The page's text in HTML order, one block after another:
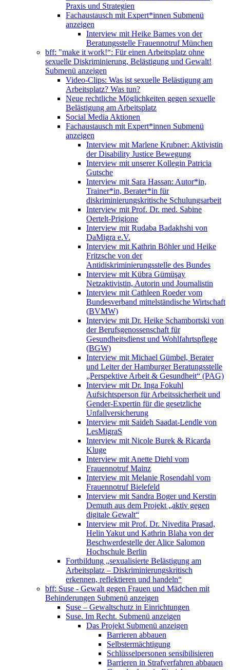
Praxis und Strategien
Fachaustausch mit Expert*innen Submenü
anzeigen
Interview mit Heike Barnes von der
Beratungsstelle Frauennotruf München
bff: "make it work!“: Für einen Arbeitsplatz ohne
sexuelle Diskriminierung, Belästigung und Gewalt!
Submenü anzeigen
Video-Clips: Was ist sexuelle Belästigung am
Arbeitsplatz? Was tun?
Neue rechtliche Möglichkeiten gegen sexuelle
Belästigung am Arbeitsplatz
Social Media Aktionen
Fachaustausch mit Expert*innen Submenü
anzeigen
Interview mit Marlene Krubner: Aktivistin
der Disability Justice Bewegung
Interview mit unserer Kollegin Patricia
Gutsche
Interview mit Sara Hassan: Autor*in,
Trainer*in, Berater*in für
diskriminierungskritische Schulungsarbeit
Interview mit Prof. Dr. med. Sabine
Oertelt-Prigione
Interview mit Rudaba Badakhshi von
DaMigra e.V.
Interview mit Kathrin Böhler und Heike
Fritzsche von der
Antidiskriminierungsstelle des Bundes
Interview mit Kübra Gümüşay
Netzaktivistin, Autorin und Journalistin
Interview mit Cathleen Roeder vom
Bundesverband mittelständische Wirtschaft
(BVMW)
Interview mit Dr. Heike Schambortski von
der Berufsgenossenschaft für
Gesundheitsdienst und Wohlfahrtspflege
(BGW)
Interview mit Michael Gümbel, Berater
und Leiter der Hamburger Beratungsstelle
„Perspektive Arbeit & Gesundheit“ (PAG)
Interview mit Dr. Inga Fokuhl
Aufsichtsperson für Arbeitssicherheit und
Gender-Expertin für die gesetzliche
Unfallversicherung
Interview mit Saideh Saadat-Lendle von
LesMigraS
Interview mit Nicole Burek & Ricarda
Kluge
Interview mit Anette Diehl vom
Frauennotruf Mainz
Interview mit Melanie Rosendahl vom
Frauennotruf Bielefeld
Interview mit Sandra Boger und Kerstin
Demuth aus dem Projekt „aktiv gegen
digitale Gewalt“
Interview mit Prof. Dr. Nivedita Prasad,
Helin Yakut und Kathrin Blaha von der
Beschwerdestelle der Alice Salomon
Hochschule Berlin
Fortbildung „sexualisierte Belästigung am
Arbeitsplatz – Diskriminierungskritisch
erkennen, reflektieren und handeln“
bff: Suse - Gewalt gegen Frauen und Mädchen mit
Behinderungen Submenü anzeigen
Suse – Gewaltschutz in Einrichtungen
Suse. Im Recht. Submenü anzeigen
Das Projekt Submenü anzeigen
Barrieren abbauen
Selbstermächtigung
Schlüsselpersonen sensibilisieren
Barrieren in Strafverfahren abbauen